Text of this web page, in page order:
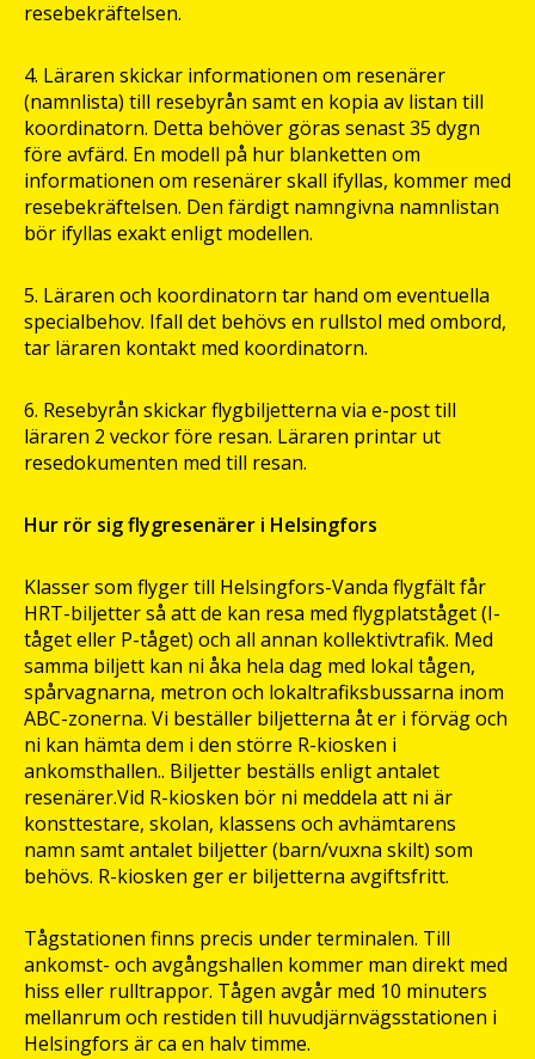
resebekräftelsen.
4. Läraren skickar informationen om resenärer
(namnlista) till resebyrån samt en kopia av listan till
koordinatorn. Detta behöver göras senast 35 dygn
före avfärd. En modell på hur blanketten om
informationen om resenärer skall ifyllas, kommer med
resebekräftelsen. Den färdigt namngivna namnlistan
bör ifyllas exakt enligt modellen.
5. Läraren och koordinatorn tar hand om eventuella
specialbehov. Ifall det behövs en rullstol med ombord,
tar läraren kontakt med koordinatorn.
6. Resebyrån skickar flygbiljetterna via e-post till
läraren 2 veckor före resan. Läraren printar ut
resedokumenten med till resan.
Hur rör sig flygresenärer i Helsingfors
Klasser som flyger till Helsingfors-Vanda flygfält får
HRT-biljetter så att de kan resa med flygplatståget (I-
tåget eller P-tåget) och all annan kollektivtrafik. Med
samma biljett kan ni åka hela dag med lokal tågen,
spårvagnarna, metron och lokaltrafiksbussarna inom
ABC-zonerna. Vi beställer biljetterna åt er i förväg och
ni kan hämta dem i den större R-kiosken i
ankomsthallen.. Biljetter beställs enligt antalet
resenärer.Vid R-kiosken bör ni meddela att ni är
konsttestare, skolan, klassens och avhämtarens
namn samt antalet biljetter (barn/vuxna skilt) som
behövs. R-kiosken ger er biljetterna avgiftsfritt.
Tågstationen finns precis under terminalen. Till
ankomst- och avgångshallen kommer man direkt med
hiss eller rulltrappor. Tågen avgår med 10 minuters
mellanrum och restiden till huvudjärnvägsstationen i
Helsingfors är ca en halv timme.